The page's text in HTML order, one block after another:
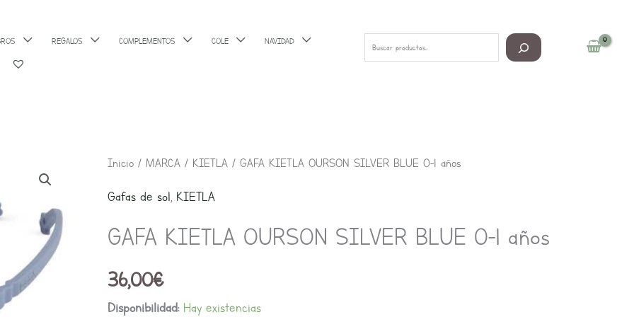
REGALOS COMPLEMENTOS COLE NAVIDAD
Inicio / MARCA / KIETLA / GAFA KIETLA OURSON SILVER BLUE 0-1 años
Gafas de sol, KIETLA
GAFA KIETLA OURSON SILVER BLUE 0-1 años
36,00€
Disponibilidad: Hay existencias
GAFA
SILVER
0-
1